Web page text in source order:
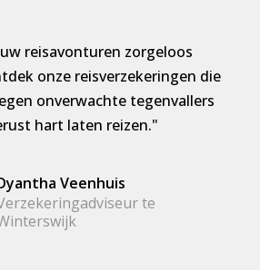
reisavonturen zorgeloos
onze reisverzekeringen die
onverwachte tegenvallers
hart laten reizen."
Veenhuis
te